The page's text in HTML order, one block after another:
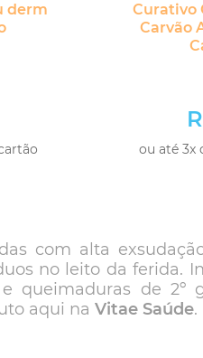
derm
Curativo
Carvão
ou até 3x
com alta
no leito da ferida.
queimaduras de 2º
aqui na Vitae Saúde